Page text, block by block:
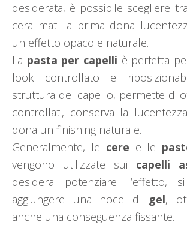
desiderata, è possibile scegliere
cera mat: la prima dona
un effetto opaco e naturale.
La pasta per capelli è perfetta
look controllato e
struttura del capello, permette di
controllati, conserva la
dona un finishing naturale.
Generalmente, le cere e le
vengono utilizzate sui capelli
desidera potenziare l’effetto,
aggiungere una noce di gel,
anche una conseguenza fissante.